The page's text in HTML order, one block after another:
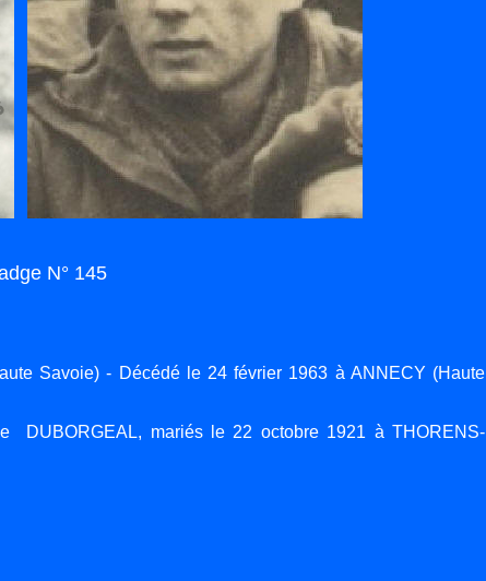
N° 145
Savoie) - Décédé le 24 février 1963 à ANNECY (Haute
DUBORGEAL, mariés le 22 octobre 1921 à THORENS-